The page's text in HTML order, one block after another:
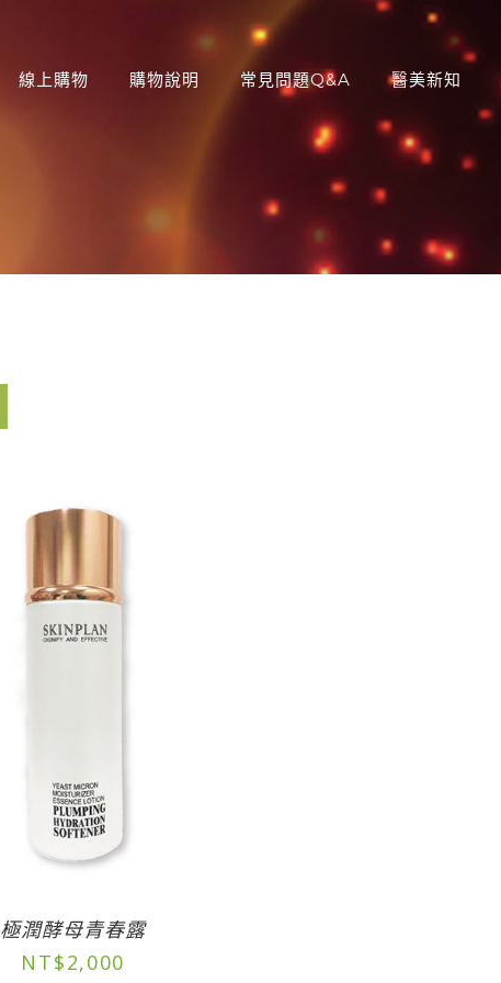
線上購物 購物說明 常見問題Q&A 醫美新知
極潤酵母青春露
NT$2,000